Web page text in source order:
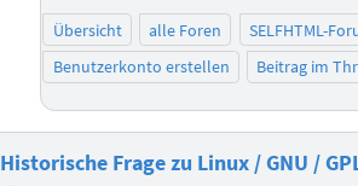
Übersicht alle Foren
SELFHTML-
Benutzerkonto erstellen
Beitrag im
Historische Frage zu Linux / GNU /